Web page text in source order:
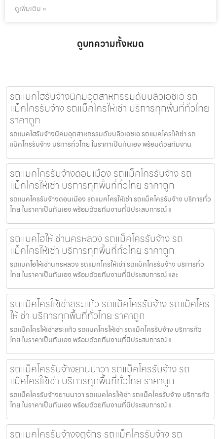
ดูเพิ่มเติม »
ดูบทความทั้งหมด
รถแบคโฮรับจ้างนิคมอุตสาหกรรมดับบลิวเอชเอ รถ
แม็คโครรับจ้าง รถแม็คโครให้เช่า บริการทุกพื้นที่ทั่วไทย
ราคาถูก
รถแบคโฮรับจ้างนิคมอุตสาหกรรมดับบลิวเอชเอ รถแมคโครให้เช่า รถ
แม็คโครรับจ้าง บริการทั่วไทย ในราคาเป็นกันเอง พร้อมด้วยทีมงาน
รถแมคโครรับจ้างดอนเมือง รถแม็คโครรับจ้าง รถ
แม็คโครให้เช่า บริการทุกพื้นที่ทั่วไทย ราคาถูก
รถแมคโครรับจ้างดอนเมือง รถแมคโครให้เช่า รถแม็คโครรับจ้าง บริการทั่ว
ไทย ในราคาเป็นกันเอง พร้อมด้วยทีมงานที่มีประสบการณ์ แ
รถแบคโฮให้เช่านครหลวง รถแม็คโครรับจ้าง รถ
แม็คโครให้เช่า บริการทุกพื้นที่ทั่วไทย ราคาถูก
รถแบคโฮให้เช่านครหลวง รถแมคโครให้เช่า รถแม็คโครรับจ้าง บริการทั่ว
ไทย ในราคาเป็นกันเอง พร้อมด้วยทีมงานที่มีประสบการณ์ และ
รถแม็คโครให้เช่าสระแก้ว รถแม็คโครรับจ้าง รถแม็คโคร
ให้เช่า บริการทุกพื้นที่ทั่วไทย ราคาถูก
รถแม็คโครให้เช่าสระแก้ว รถแมคโครให้เช่า รถแม็คโครรับจ้าง บริการทั่ว
ไทย ในราคาเป็นกันเอง พร้อมด้วยทีมงานที่มีประสบการณ์ แ
รถแม็คโครรับจ้างยานนาวา รถแม็คโครรับจ้าง รถ
แม็คโครให้เช่า บริการทุกพื้นที่ทั่วไทย ราคาถูก
รถแม็คโครรับจ้างยานนาวา รถแมคโครให้เช่า รถแม็คโครรับจ้าง บริการทั่ว
ไทย ในราคาเป็นกันเอง พร้อมด้วยทีมงานที่มีประสบการณ์ แ
รถแมคโครรับจ้างจตุจักร รถแม็คโครรับจ้าง รถ